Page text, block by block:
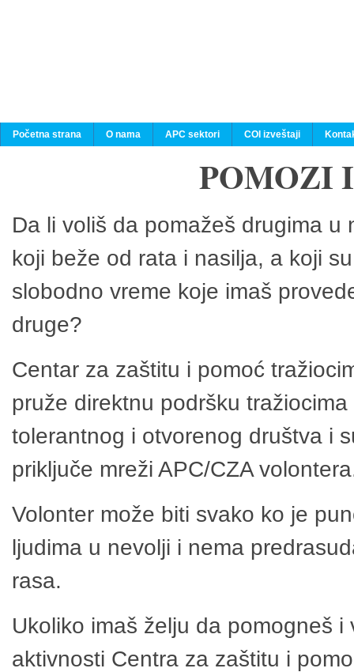
Početna strana O nama APC sektori COI izveštaji
POMOZI
Da li voliš da pomažeš drugima
koji beže od rata i nasilja, a koji
slobodno vreme koje imaš
druge?
Centar za zaštitu i pomoć
pruže direktnu podršku
tolerantnog i otvorenog društva i
priključe mreži APC/CZA
Volonter može biti svako ko je
ljudima u nevolji i nema
rasa.
Ukoliko imaš želju da pomogneš
aktivnosti Centra za zaštitu i